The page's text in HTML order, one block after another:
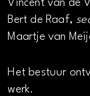
Vincent van de
Bert de Raaf,
Maartje van
Het bestuur
werk.